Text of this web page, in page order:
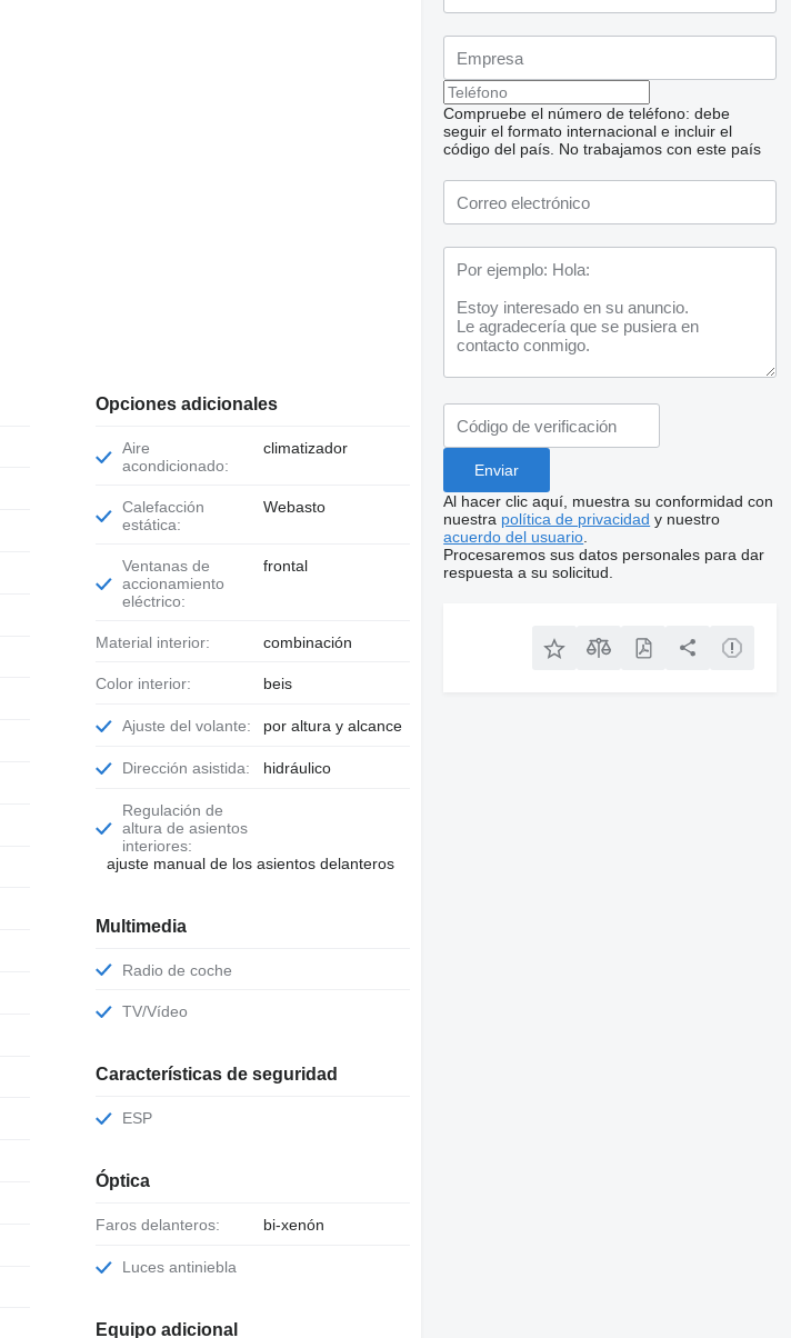
Opciones adicionales
Aire
acondicionado:
climatizador
Calefacción
estática:
Webasto
Ventanas de
accionamiento
eléctrico:
frontal
Material interior: combinación
Color interior: beis
Ajuste del volante: por altura y alcance
Dirección asistida: hidráulico
Regulación de
altura de asientos
interiores:
ajuste manual de los asientos delanteros
Multimedia
Radio de coche
TV/Vídeo
Características de seguridad
ESP
Óptica
Faros delanteros: bi-xenón
Luces antiniebla
Equipo adicional
Compruebe el número de teléfono: debe
seguir el formato internacional e incluir el
código del país. No trabajamos con este país
Al hacer clic aquí, muestra su conformidad con
nuestra política de privacidad y nuestro
acuerdo del usuario
Procesaremos sus datos personales para dar
respuesta a su solicitud.